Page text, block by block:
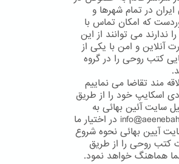
در تمام شهرها و
که امکان تماس با
ندارند می توانند از این
آنلاین و امن با یکی از
کتب روحی را در گروه
مند تقاضا می نماییم
اسکایپ خود را از طریق
سایت آئین بهائی به
آدرس info@aeenebahai.org در اختیار ما
آیین بهائی نحوه شروع
کتب روحی را از طریق
هماهنگ خواهد نمود.